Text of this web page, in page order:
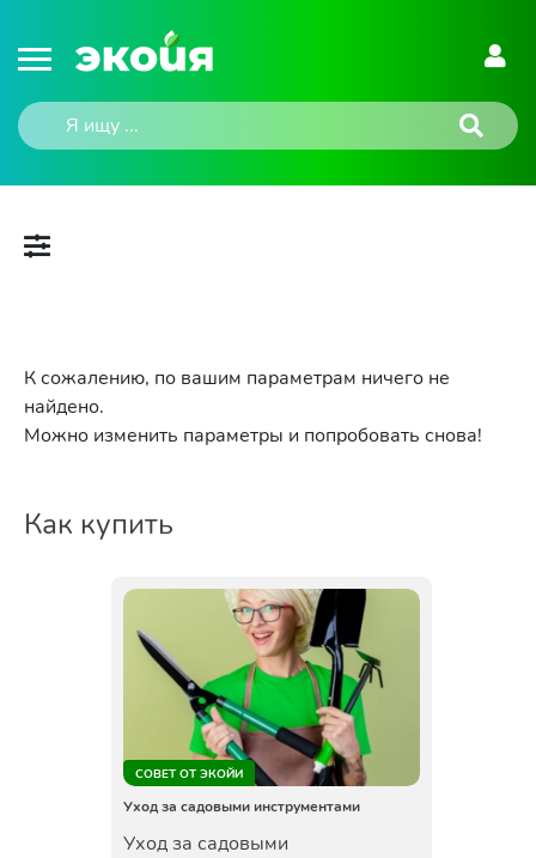
К сожалению, по вашим параметрам ничего не
найдено.
Можно изменить параметры и попробовать снова!
Как купить
СОВЕТ ОТ ЭКОЙИ
Уход за садовыми инструментами
Уход за садовыми